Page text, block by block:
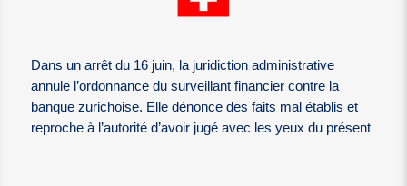
Dans un arrêt du 16 juin, la juridiction administrative
annule l’ordonnance du surveillant financier contre la
banque zurichoise. Elle dénonce des faits mal établis et
reproche à l’autorité d’avoir jugé avec les yeux du présent